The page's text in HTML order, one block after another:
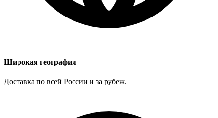
Широкая география
Доставка по всей России и за рубеж.